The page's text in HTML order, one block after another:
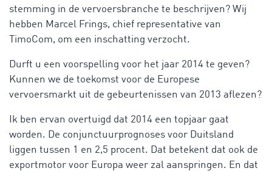
stemming in de vervoersbranche te beschrijven? Wij
hebben Marcel Frings, chief representative van
TimoCom, om een inschatting verzocht.
Durft u een voorspelling voor het jaar 2014 te geven?
Kunnen we de toekomst voor de Europese
vervoersmarkt uit de gebeurtenissen van 2013 aflezen?
Ik ben ervan overtuigd dat 2014 een topjaar gaat
worden. De conjunctuurprognoses voor Duitsland
liggen tussen 1 en 2,5 procent. Dat betekent dat ook de
exportmotor voor Europa weer zal aanspringen. En dat